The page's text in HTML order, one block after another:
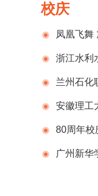
校庆
凤凰飞
周年校庆系
浙江水利
周年庆祝活动
兰州石化
（第一号）
安徽理工
80周年校
庆筹备工作
广州新华